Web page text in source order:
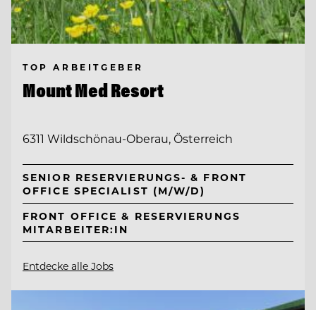
TOP ARBEITGEBER
Mount Med Resort
6311 Wildschönau-Oberau, Österreich
SENIOR RESERVIERUNGS- & FRONT
OFFICE SPECIALIST (M/W/D)
FRONT OFFICE & RESERVIERUNGS
MITARBEITER:IN
Entdecke alle Jobs